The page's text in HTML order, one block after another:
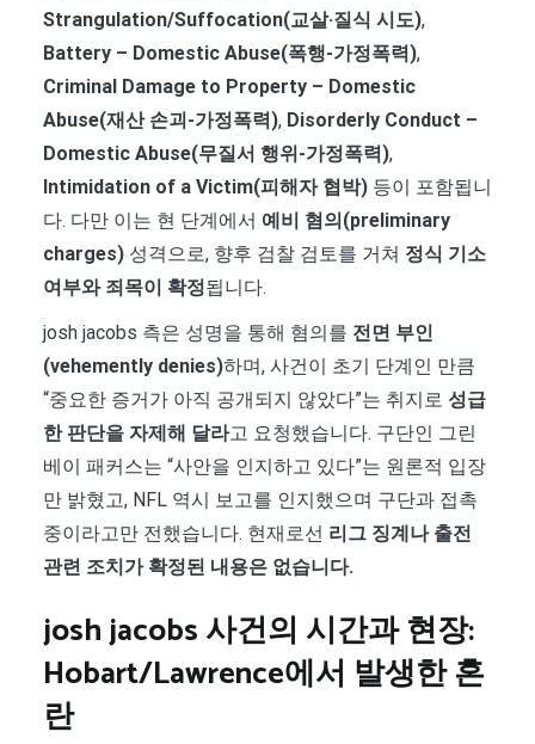
Strangulation/Suffocation(교살·질식 시도),
Battery – Domestic Abuse(폭행-가정폭력),
Criminal Damage to Property – Domestic
Abuse(재산 손괴-가정폭력), Disorderly Conduct –
Domestic Abuse(무질서 행위-가정폭력),
Intimidation of a Victim(피해자 협박) 등이 포함됩니
다. 다만 이는 현 단계에서 예비 혐의(preliminary
charges) 성격으로, 향후 검찰 검토를 거쳐 정식 기소
여부와 죄목이 확정됩니다.
josh jacobs 측은 성명을 통해 혐의를 전면 부인
(vehemently denies)하며, 사건이 초기 단계인 만큼
“중요한 증거가 아직 공개되지 않았다”는 취지로 성급
한 판단을 자제해 달라고 요청했습니다. 구단인 그린
베이 패커스는 “사안을 인지하고 있다”는 원론적 입장
만 밝혔고, NFL 역시 보고를 인지했으며 구단과 접촉
중이라고만 전했습니다. 현재로선 리그 징계나 출전
관련 조치가 확정된 내용은 없습니다.
josh jacobs 사건의 시간과 현장:
Hobart/Lawrence에서 발생한 혼
란